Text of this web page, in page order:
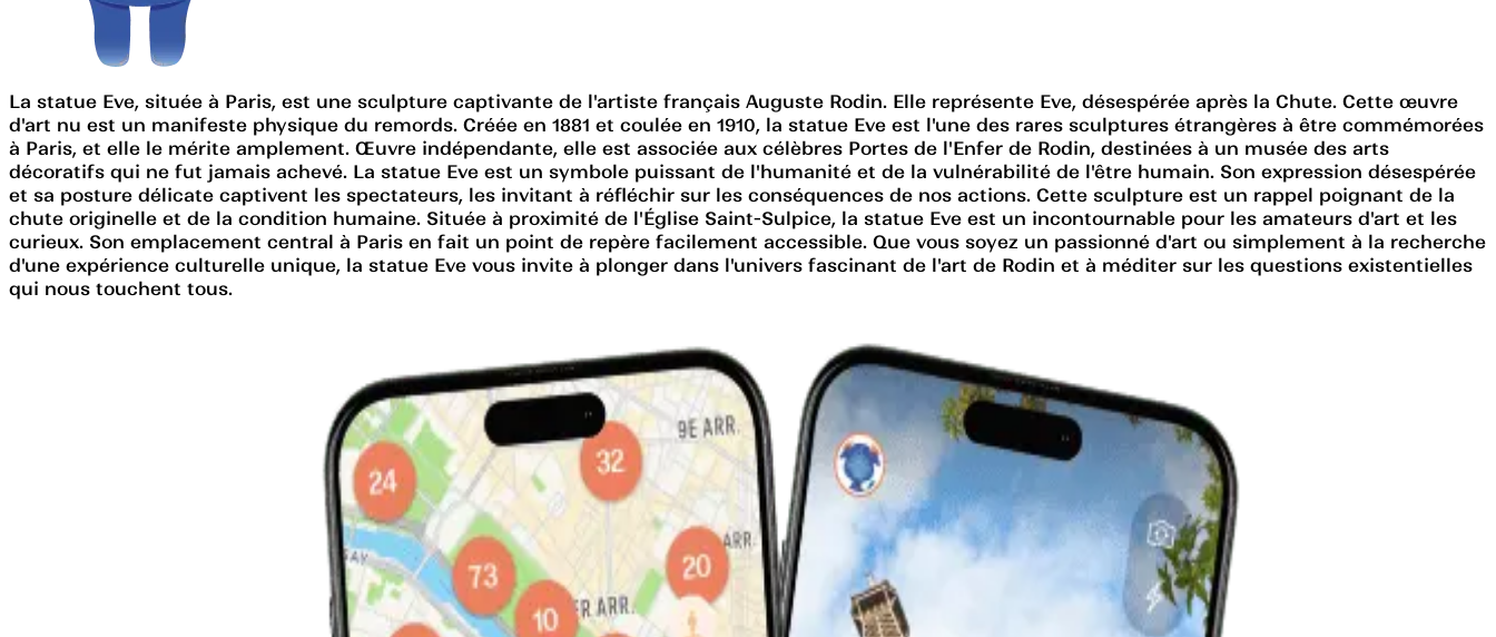
La statue Eve, située à Paris, est une sculpture captivante de l'artiste français Auguste Rodin. Elle représente Eve, désespérée après la Chute. Cette œuvre
d'art nu est un manifeste physique du remords. Créée en 1881 et coulée en 1910, la statue Eve est l'une des rares sculptures étrangères à être commémorées
à Paris, et elle le mérite amplement. Œuvre indépendante, elle est associée aux célèbres Portes de l'Enfer de Rodin, destinées à un musée des arts
décoratifs qui ne fut jamais achevé. La statue Eve est un symbole puissant de l'humanité et de la vulnérabilité de l'être humain. Son expression désespérée
et sa posture délicate captivent les spectateurs, les invitant à réfléchir sur les conséquences de nos actions. Cette sculpture est un rappel poignant de la
chute originelle et de la condition humaine. Située à proximité de l'Église Saint-Sulpice, la statue Eve est un incontournable pour les amateurs d'art et les
curieux. Son emplacement central à Paris en fait un point de repère facilement accessible. Que vous soyez un passionné d'art ou simplement à la recherche
d'une expérience culturelle unique, la statue Eve vous invite à plonger dans l'univers fascinant de l'art de Rodin et à méditer sur les questions existentielles
qui nous touchent tous.